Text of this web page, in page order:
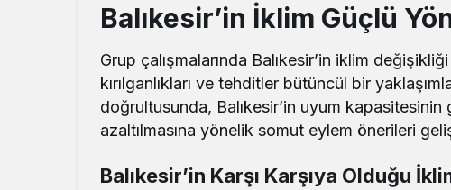
Balıkesir’in İklim Güçlü
Grup çalışmalarında Balıkesir’in iklim
kırılganlıkları ve tehditler bütüncül bir
doğrultusunda, Balıkesir’in uyum kapasitesinin
azaltılmasına yönelik somut eylem önerileri
Balıkesir’in Karşı Karşıya Olduğu